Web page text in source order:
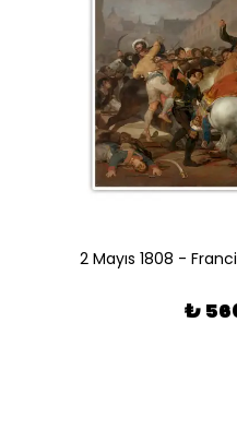
2 Mayıs 1808 -
₺